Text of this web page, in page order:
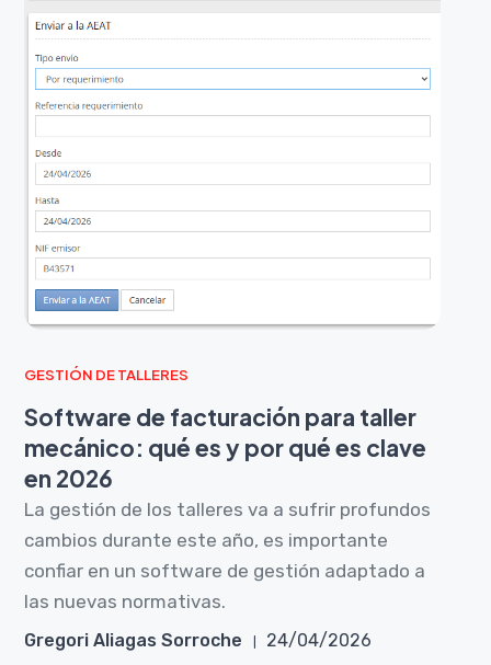
GESTIÓN DE TALLERES
Software de facturación para taller
mecánico: qué es y por qué es clave
en 2026
La gestión de los talleres va a sufrir profundos
cambios durante este año, es importante
confiar en un software de gestión adaptado a
las nuevas normativas.
Gregori Aliagas Sorroche 24/04/2026